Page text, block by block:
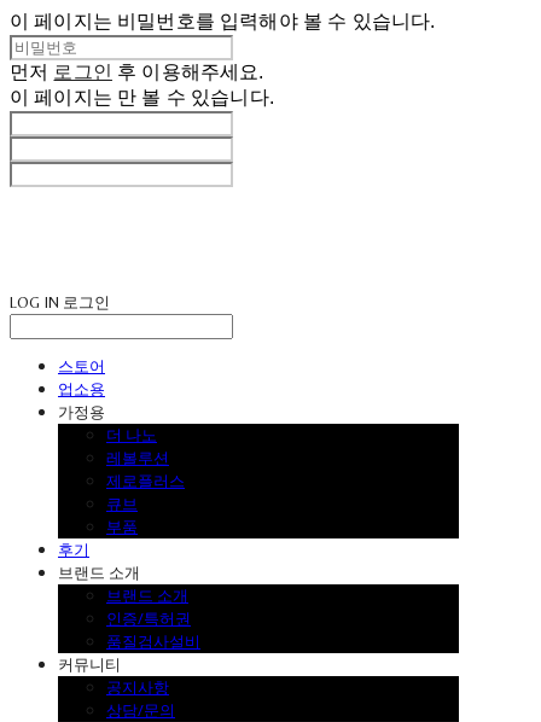
이 페이지는 비밀번호를 입력해야 볼 수 있습니다.
먼저 로그인 후 이용해주세요.
이 페이지는 만 볼 수 있습니다.
LOG IN 로그인
스토어
업소용
가정용
더 나노
레볼루션
제로플러스
큐브
부품
후기
브랜드 소개
브랜드 소개
인증/특허권
품질검사설비
커뮤니티
공지사항
상담/문의